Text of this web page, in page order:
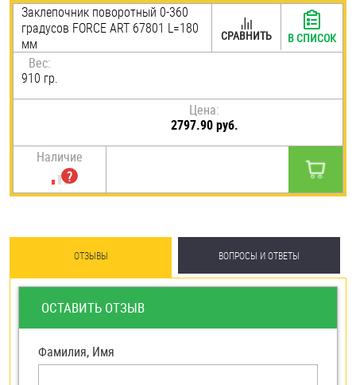
Шплинты
Штифты и пальцы
Заклепочник поворотный 0-360
градусов FORCE ART 67801 L=180
мм
Вес:
910 гр.
Цена:
2797.90 руб.
Наличие
СРАВНИТЬ В СПИСОК
ОТЗЫВЫ ВОПРОСЫ И ОТВЕТЫ
ОСТАВИТЬ ОТЗЫВ
Фамилия, Имя